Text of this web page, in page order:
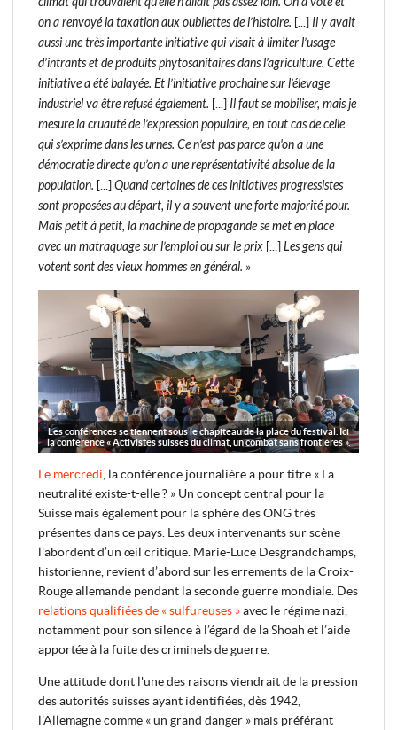
on a renvoyé la taxation aux oubliettes de l’histoire. [...] Il y avait
aussi une très importante initiative qui visait à limiter l’usage
d’intrants et de produits phytosanitaires dans l’agriculture. Cette
initiative a été balayée. Et l’initiative prochaine sur l’élevage
industriel va être refusé également. [...] Il faut se mobiliser, mais je
mesure la cruauté de l’expression populaire, en tout cas de celle
qui s’exprime dans les urnes. Ce n’est pas parce qu'on a une
démocratie directe qu’on a une représentativité absolue de la
population. [...] Quand certaines de ces initiatives progressistes
sont proposées au départ, il y a souvent une forte majorité pour.
Mais petit à petit, la machine de propagande se met en place
avec un matraquage sur l’emploi ou sur le prix [...] Les gens qui
votent sont des vieux hommes en général. »
Les conférences se tiennent sous le chapiteau de la place du festival. Ici
la conférence « Activistes suisses du climat, un combat sans frontières ».
Le mercredi, la conférence journalière a pour titre « La
neutralité existe-t-elle ? » Un concept central pour la
Suisse mais également pour la sphère des ONG très
présentes dans ce pays. Les deux intervenants sur scène
l'abordent d’un œil critique. Marie-Luce Desgrandchamps,
historienne, revient d’abord sur les errements de la Croix-
Rouge allemande pendant la seconde guerre mondiale. Des
relations qualifiées de « sulfureuses »avec le régime nazi,
notamment pour son silence à l’égard de la Shoah et l’aide
apportée à la fuite des criminels de guerre.
Une attitude dont l'une des raisons viendrait de la pression
des autorités suisses ayant identifiées, dès 1942,
l’Allemagne comme « un grand danger » mais préférant